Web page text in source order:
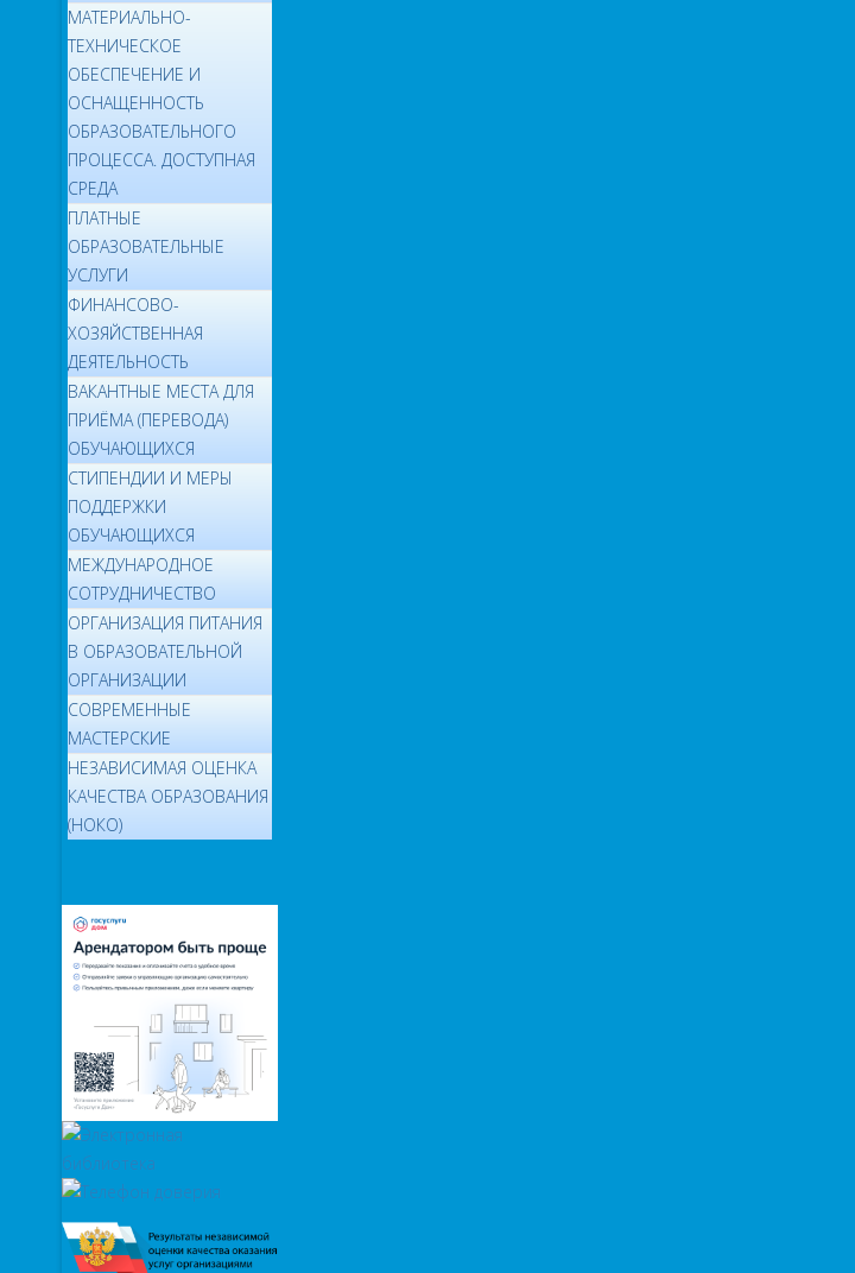
МАТЕРИАЛЬНО-
ТЕХНИЧЕСКОЕ
ОБЕСПЕЧЕНИЕ И
ОСНАЩЕННОСТЬ
ОБРАЗОВАТЕЛЬНОГО
ПРОЦЕССА. ДОСТУПНАЯ
СРЕДА
ПЛАТНЫЕ
ОБРАЗОВАТЕЛЬНЫЕ
УСЛУГИ
ФИНАНСОВО-
ХОЗЯЙСТВЕННАЯ
ДЕЯТЕЛЬНОСТЬ
ВАКАНТНЫЕ МЕСТА ДЛЯ
ПРИЁМА (ПЕРЕВОДА)
ОБУЧАЮЩИХСЯ
СТИПЕНДИИ И МЕРЫ
ПОДДЕРЖКИ
ОБУЧАЮЩИХСЯ
МЕЖДУНАРОДНОЕ
СОТРУДНИЧЕСТВО
ОРГАНИЗАЦИЯ ПИТАНИЯ
В ОБРАЗОВАТЕЛЬНОЙ
ОРГАНИЗАЦИИ
СОВРЕМЕННЫЕ
МАСТЕРСКИЕ
НЕЗАВИСИМАЯ ОЦЕНКА
КАЧЕСТВА ОБРАЗОВАНИЯ
(НОКО)